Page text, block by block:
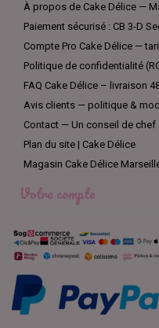
À propos de Cake Délice —
Paiement sécurisé : CB 3-D
Compte Pro Cake Délice —
Politique de confidentialité
FAQ Cake Délice – livraison
Avis clients — politique &
Contact — Un conseil de chef
Plan du site | Cake Délice
Magasin Cake Délice
Votre compte